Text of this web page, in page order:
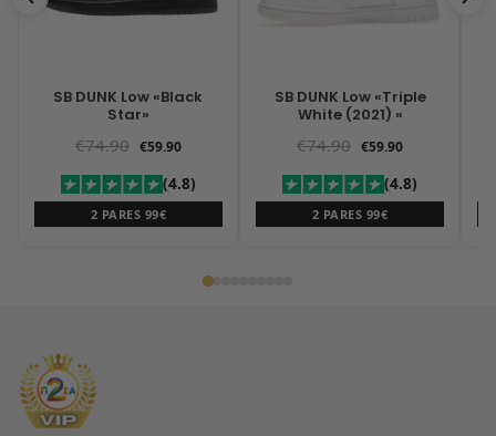
SB DUNK Low «Black
Star»
€74.90 €59.90
(4.8)
2 PARES 99€
SB DUNK Low «Triple
White (2021) «
€74.90 €59.90
(4.8)
2 PARES 99€